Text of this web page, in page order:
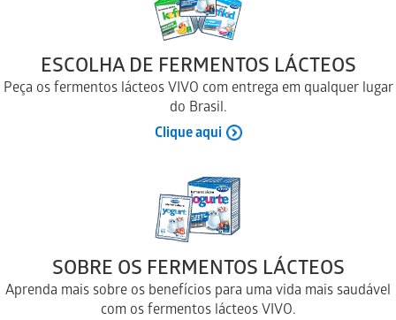
ESCOLHA DE FERMENTOS LÁCTEOS
Peça os fermentos lácteos VIVO com entrega em qualquer lugar
do Brasil.
Clique aqui
SOBRE OS FERMENTOS LÁCTEOS
Aprenda mais sobre os benefícios para uma vida mais saudável
com os fermentos lácteos VIVO.